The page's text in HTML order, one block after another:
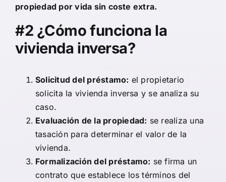
propiedad por vida sin coste extra.
#2 ¿Cómo funciona la
vivienda inversa?
Solicitud del préstamo: el propietario
solicita la vivienda inversa y se analiza su
caso.
Evaluación de la propiedad: se realiza una
tasación para determinar el valor de la
vivienda.
Formalización del préstamo: se firma un
contrato que establece los términos del